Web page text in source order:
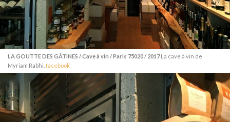
LA GOUTTE DES GÂTINES / Cave à vin / Paris 75020 / 2017La cave à vin de
Myriam Rabhi. facebook